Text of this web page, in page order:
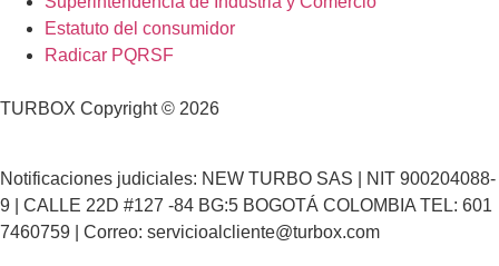
Estatuto del consumidor
Radicar PQRSF
TURBOX Copyright © 2026
Notificaciones judiciales: NEW TURBO SAS | NIT 900204088-
9 | CALLE 22D #127 -84 BG:5 BOGOTÁ COLOMBIA TEL: 601
7460759 | Correo: servicioalcliente@turbox.com